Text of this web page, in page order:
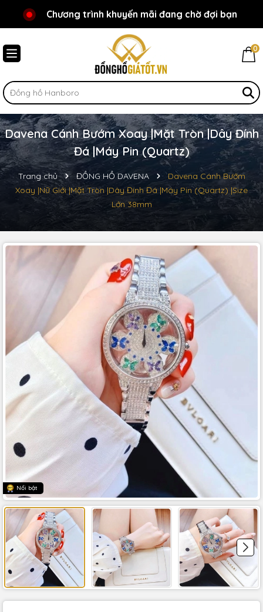
Chào mừng bạn đến với Đồnghồgiátốt.vn!
Chương trình khuyến mãi đang chờ đợi bạn
0
Davena Cánh Bướm Xoay |Mặt Tròn |Dây Đính
Đá |Máy Pin (Quartz)
Trang chủ ĐỒNG HỒ DAVENA
Davena Cánh Bướm
Xoay |Nữ Giới |Mặt Tròn |Dây Đính Đá |Máy Pin (Quartz) |Size
Lớn 38mm
Nổi bật